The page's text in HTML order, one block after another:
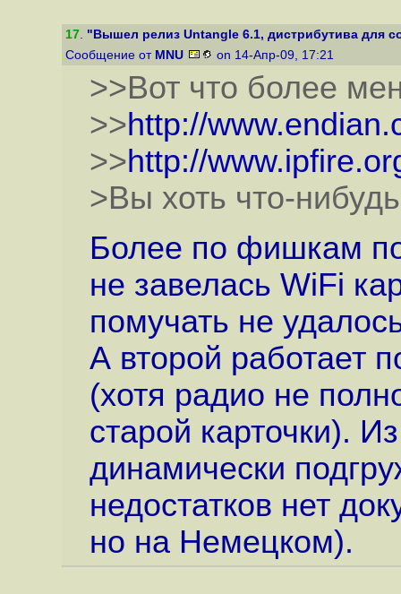
17. "Вышел релиз Untangle 6.1, дистрибутива для
Сообщение от MNU on 14-Апр-09, 17:21
>>Вот что более
>>http://
>>http://
>Вы хоть что-
Более по фишкам
не завелась WiFi
помучать не
А второй работает
(хотя радио не
старой карточки).
динамически
недостатков нет
но на Немецком).